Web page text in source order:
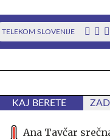
TELEKOM SLOVENIJE
KAJ BERETE
Ana Tavčar